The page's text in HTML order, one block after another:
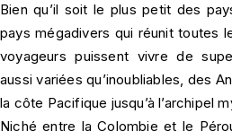
Bien qu’il soit le plus petit des
pays mégadivers qui réunit toutes
voyageurs puissent vivre de
aussi variées qu’inoubliables, des
la côte Pacifique jusqu’à l’archipel
Niché entre la Colombie et le